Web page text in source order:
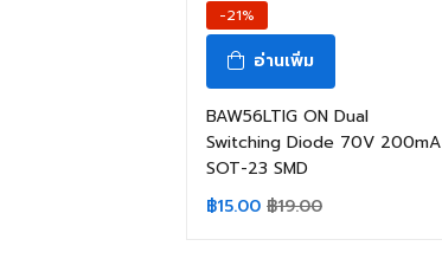
-21%
อ่านเพิ่ม
BAW56LTIG ON Dual
Switching Diode 70V 200mA
SOT-23 SMD
฿15.00 ฿19.00